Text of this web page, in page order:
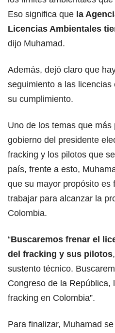
Eso significa que la
Licencias Ambientales
dijo Muhamad.
Además, dejó claro que
seguimiento a las
su cumplimiento.
Uno de los temas que más
gobierno del presidente
fracking y los pilotos que
país, frente a esto,
que su mayor propósito es
trabajar para alcanzar la
Colombia.
“Buscaremos frenar el
del fracking y sus pilotos
sustento técnico.
Congreso de la República,
fracking en Colombia”.
Para finalizar, Muhamad